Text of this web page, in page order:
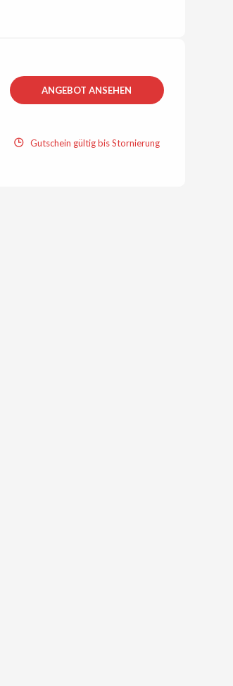
ANGEBOT ANSEHEN
Gutschein gültig bis Stornierung